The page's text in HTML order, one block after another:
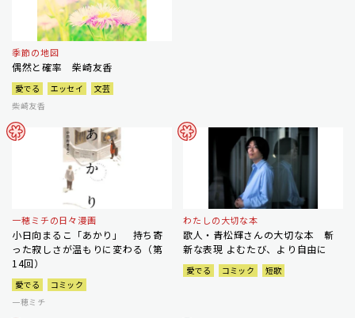
季節の地図
偶然と確率 柴崎友香
愛でる エッセイ
文芸
柴崎友香
一穂ミチの日々漫画
小日向まるこ「あかり」 持ち寄
った寂しさが温もりに変わる（第
14回）
愛でる
コミック
一穂ミチ
わたしの大切な本
歌人・青松輝さんの大切な本 斬
新な表現 よむたび、より自由に
愛でる コミック 短歌